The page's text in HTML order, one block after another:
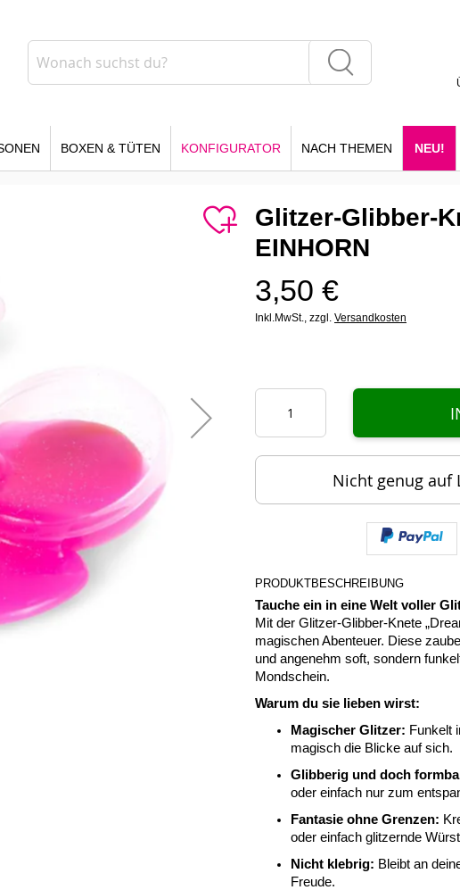
BOXEN & TÜTEN KONFIGURATOR NACH THEMEN NEU!
Glitzer-Glibber-
EINHORN
3,50 €
Inkl.MwSt., zzgl. Versandkosten
Nicht genug auf
PRODUKTBESCHREIBUNG
Tauche ein in eine Welt voller
Mit der Glitzer-Glibber-Knete
magischen Abenteuer. Diese
und angenehm soft, sondern
Mondschein.
Warum du sie lieben wirst:
Magischer Glitzer: Funkelt
magisch die Blicke auf sich.
Glibberig und doch
oder einfach nur zum
Fantasie ohne Grenzen:
oder einfach glitzernde
Nicht klebrig: Bleibt an
Freude.